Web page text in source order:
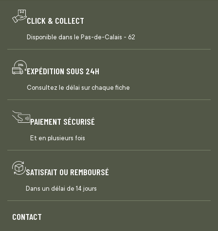
CLICK & COLLECT
Disponible dans le Pas-de-Calais - 62
EXPÉDITION SOUS 24H
Consultez le délai sur chaque fiche
PAIEMENT SÉCURISÉ
Et en plusieurs fois
SATISFAIT OU REMBOURSÉ
Dans un délai de 14 jours
CONTACT